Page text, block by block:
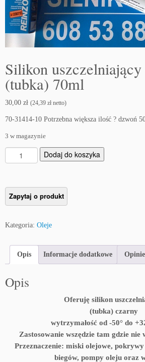
Silikon uszczelniający
(tubka) 70ml
30,00 zł (24,39 zł netto)
70-31414-10 Potrzebna większa ilość ? dzwoń
3 w magazynie
l
S
l
o
u
Dodaj do koszyka
Kategoria: Oleje
Opis Informacje dodatkowe
Opis
Oferuję silikon
(tubka) czarny
wytrzymałość od -50° do
Zastosowanie wszędzie tam gdzie nie
Przeznaczenie: miski olejowe,
biegów, pompy oleju oraz